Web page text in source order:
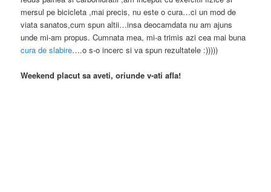
mersul pe bicicleta ,mai precis, nu este o cura…ci un mod de
viata sanatos,cum spun altii…insa deocamdata nu am ajuns
unde mi-am propus. Cumnata mea, mi-a trimis azi cea mai buna
cura de slabire….o s-o incerc si va spun rezultatele :)))))
Weekend placut sa aveti, oriunde v-ati afla!